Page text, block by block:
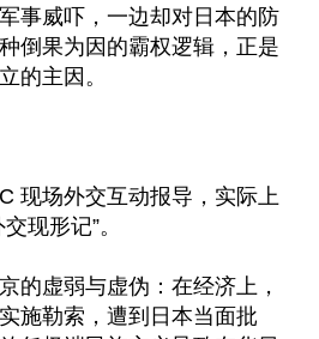
事威吓，一边却对日本的防
倒果为因的霸权逻辑，正是
的主因。
现场外交互动报导，实际上
现形记”。
的虚弱与虚伪：在经济上，
施勒索，遭到日本当面批